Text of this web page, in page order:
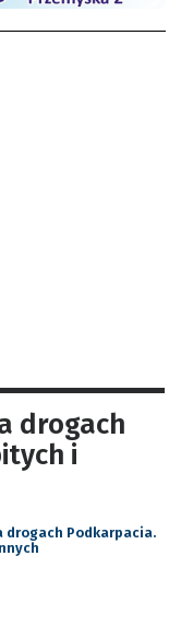
drogach
i
drogach Podkarpacia.